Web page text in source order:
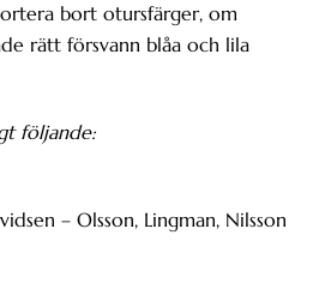
bort otursfärger, om
rätt försvann blåa och lila
följande:
– Olsson, Lingman, Nilsson